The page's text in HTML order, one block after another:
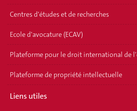
Centres d'études et de recherches
Ecole d'avocature (ECAV)
Plateforme pour le droit international de
Plateforme de propriété intellectuelle
Liens utiles